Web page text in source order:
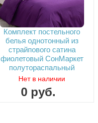
Комплект постельного
белья однотонный из
страйпового сатина
фиолетовый СонМаркет
полутораспальный
Нет в наличии
0 руб.